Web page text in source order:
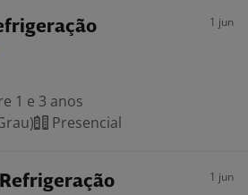
1 jun
1 e 3 anos
Presencial
1 jun